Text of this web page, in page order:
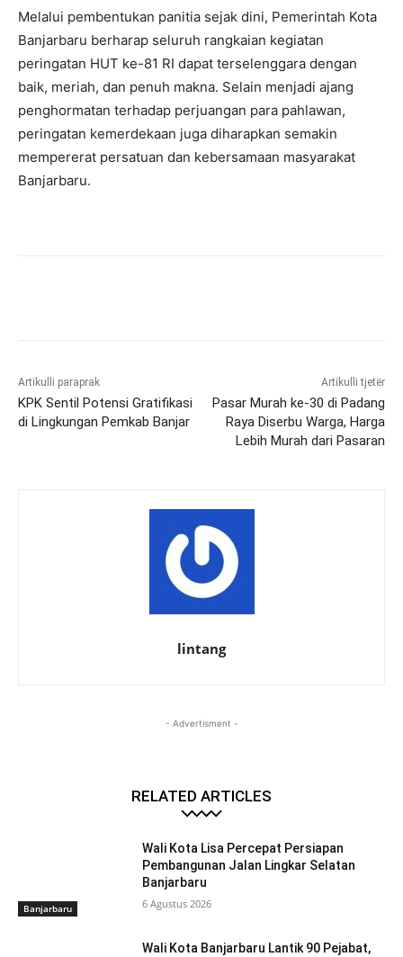
Melalui pembentukan panitia sejak dini, Pemerintah Kota
Banjarbaru berharap seluruh rangkaian kegiatan
peringatan HUT ke-81 RI dapat terselenggara dengan
baik, meriah, dan penuh makna. Selain menjadi ajang
penghormatan terhadap perjuangan para pahlawan,
peringatan kemerdekaan juga diharapkan semakin
mempererat persatuan dan kebersamaan masyarakat
Banjarbaru.
Artikulli paraprak
KPK Sentil Potensi Gratifikasi
di Lingkungan Pemkab Banjar
Artikulli tjetër
Pasar Murah ke-30 di Padang
Raya Diserbu Warga, Harga
Lebih Murah dari Pasaran
lintang
- Advertisment -
RELATED ARTICLES
Banjarbaru
Wali Kota Lisa Percepat Persiapan
Pembangunan Jalan Lingkar Selatan
Banjarbaru
6 Agustus 2026
Wali Kota Banjarbaru Lantik 90 Pejabat,